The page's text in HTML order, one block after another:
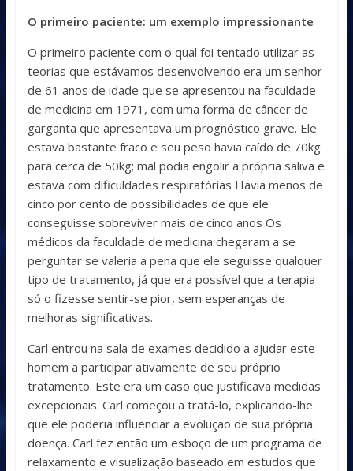
O primeiro paciente: um exemplo impressionante
O primeiro paciente com o qual foi tentado utilizar as
teorias que estávamos desenvolvendo era um senhor
de 61 anos de idade que se apresentou na faculdade
de medicina em 1971, com uma forma de câncer de
garganta que apresentava um prognóstico grave. Ele
estava bastante fraco e seu peso havia caído de 70kg
para cerca de 50kg; mal podia engolir a própria saliva e
estava com dificuldades respiratórias Havia menos de
cinco por cento de possibilidades de que ele
conseguisse sobreviver mais de cinco anos Os
médicos da faculdade de medicina chegaram a se
perguntar se valeria a pena que ele seguisse qualquer
tipo de tratamento, já que era possível que a terapia
só o fizesse sentir-se pior, sem esperanças de
melhoras significativas.
Carl entrou na sala de exames decidido a ajudar este
homem a participar ativamente de seu próprio
tratamento. Este era um caso que justificava medidas
excepcionais. Carl começou a tratá-lo, explicando-lhe
que ele poderia influenciar a evolução de sua própria
doença. Carl fez então um esboço de um programa de
relaxamento e visualização baseado em estudos que